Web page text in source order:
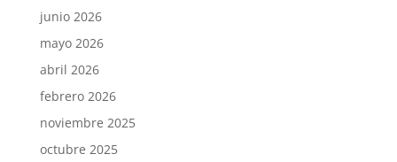
junio 2026
mayo 2026
abril 2026
febrero 2026
noviembre 2025
octubre 2025